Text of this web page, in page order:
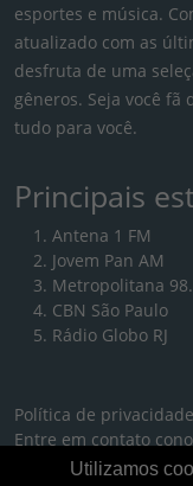
esportes e música.
atualizado com as
desfruta de uma
gêneros. Seja você fã
tudo para você.
Principais
Antena 1 FM
Jovem Pan AM
Metropolitana
CBN São Paulo
Rádio Globo RJ
Política de privacidade
Entre em contato
Utilizamos